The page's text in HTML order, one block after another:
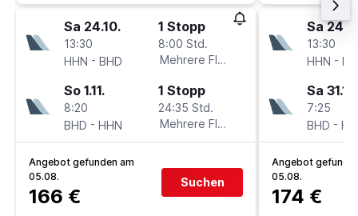
Sa 24.10.
13:30
HHN - BHD
1 Stopp
8:00 Std.
Mehrere Fluglinien
So 1.11.
8:20
BHD - HHN
1 Stopp
24:35 Std.
Mehrere Fluglinien
Angebot gefunden am
05.08.
166 €
Suchen
Sa
13:30
HHN -
Sa
7:25
BHD -
Angebot
05.08.
174 €